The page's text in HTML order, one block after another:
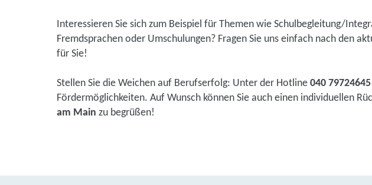
Interessieren Sie sich zum Beispiel für Themen wie Schulbegleitung/
Fremdsprachen oder Umschulungen? Fragen Sie uns einfach nach den
für Sie!
Stellen Sie die Weichen auf Berufserfolg: Unter der Hotline 040 79724645
Fördermöglichkeiten. Auf Wunsch können Sie auch einen individuellen
am Main zu begrüßen!